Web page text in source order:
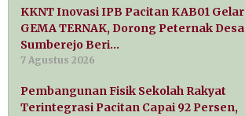
KKNT Inovasi IPB Pacitan KAB01 Gelar
GEMA TERNAK, Dorong Peternak Desa
Sumberejo Beri…
7 Agustus 2026
Pembangunan Fisik Sekolah Rakyat
Terintegrasi Pacitan Capai 92 Persen,